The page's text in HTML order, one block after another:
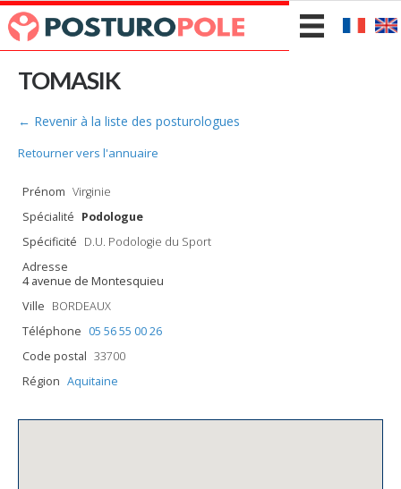
TOMASIK
← Revenir à la liste des posturologues
Retourner vers l'annuaire
Prénom Virginie
Spécialité Podologue
Spécificité D.U. Podologie du Sport
Adresse
4 avenue de Montesquieu
Ville BORDEAUX
Téléphone 05 56 55 00 26
Code postal 33700
Région Aquitaine